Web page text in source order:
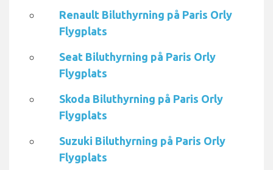
Renault Biluthyrning på Paris Orly
Flygplats
Seat Biluthyrning på Paris Orly
Flygplats
Skoda Biluthyrning på Paris Orly
Flygplats
Suzuki Biluthyrning på Paris Orly
Flygplats